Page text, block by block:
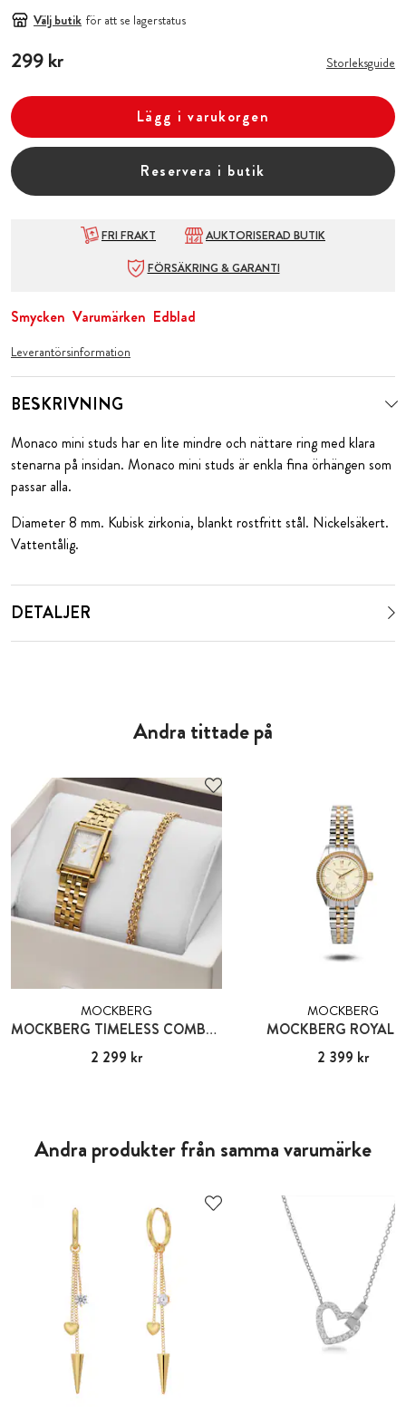
Välj butik för att se lagerstatus
Pris:299 kr
299 kr Storleksguide
Lägg i varukorgen
Reservera i butik
FRI FRAKT
AUKTORISERAD BUTIK
FÖRSÄKRING & GARANTI
Smycken Varumärken Edblad
Leverantörsinformation
BESKRIVNING
Monaco mini studs har en lite mindre och nättare ring med klara
stenarna på insidan. Monaco mini studs är enkla fina örhängen som
passar alla.
Diameter 8 mm. Kubisk zirkonia, blankt rostfritt stål. Nickelsäkert.
Vattentålig.
DETALJER
Andra tittade på
MOCKBERG
MOCKBERG TIMELESS COMBO GOLD
Pris :2 299 kr
2 299 kr
MOCKBERG
MOCKBERG ROYAL
Pris :2 399 kr
2 399 kr
Andra produkter från samma varumärke